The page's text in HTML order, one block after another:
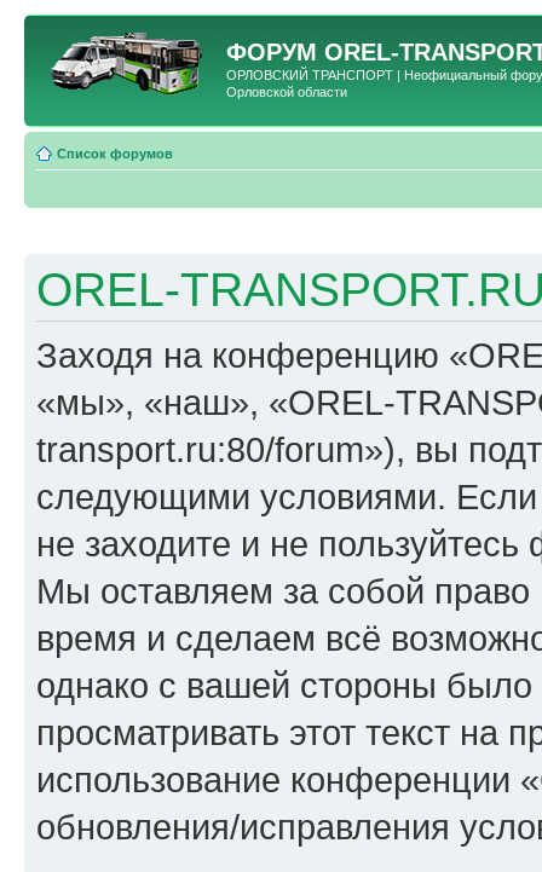
ФОРУМ OREL-
ОРЛОВСКИЙ ТРАНСПОРТ | Неофициальный форум
Орловской области
Список форумов
OREL-
Заходя на конференцию
«мы», «наш», «OREL-
transport.ru:80/forum»), вы
следующими условиями.
не заходите и не
Мы оставляем за собой
время и сделаем всё
однако с вашей стороны
просматривать этот текст на
использование конференции
обновления/исправления